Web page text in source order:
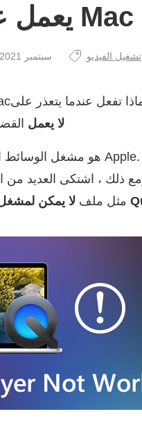
يعمل على نظام Mac
8 سبتمبر 2021 تشغيل الفيديو
برنامج QuickTime Player لا يعمل
QuickTime لا يعمل بشكل صحيح على نظام Mac ، مثل ملف